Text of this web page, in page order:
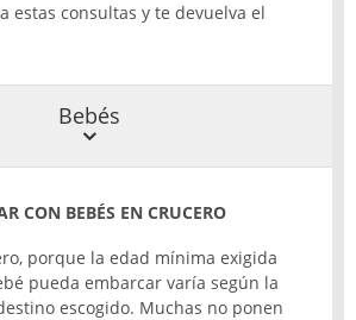
estas consultas y te devuelva el
Bebés
CON BEBÉS EN CRUCERO
porque la edad mínima exigida
pueda embarcar varía según la
escogido. Muchas no ponen